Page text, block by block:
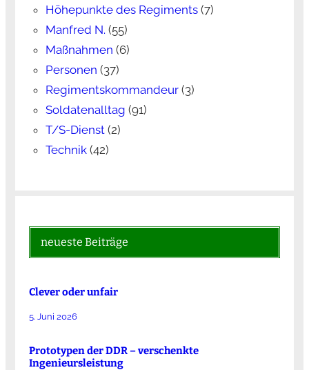
Höhepunkte des Regiments(7)
Manfred N.(55)
Maßnahmen (6)
Personen (37)
Regimentskommandeur(3)
Soldatenalltag (91)
T/S-Dienst(2)
Technik(42)
neueste Beiträge
Clever oder unfair
5. Juni 2026
Prototypen der DDR – verschenkte
Ingenieursleistung